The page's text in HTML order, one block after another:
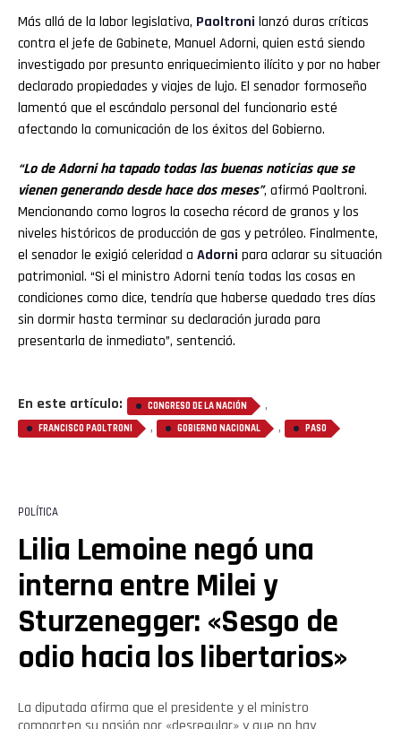
Más allá de la labor legislativa, Paoltroni lanzó duras críticas
contra el jefe de Gabinete, Manuel Adorni, quien está siendo
investigado por presunto enriquecimiento ilícito y por no haber
declarado propiedades y viajes de lujo. El senador formoseño
lamentó que el escándalo personal del funcionario esté
afectando la comunicación de los éxitos del Gobierno.
“Lo de Adorni ha tapado todas las buenas noticias que se
vienen generando desde hace dos meses”, afirmó Paoltroni.
Mencionando como logros la cosecha récord de granos y los
niveles históricos de producción de gas y petróleo. Finalmente,
el senador le exigió celeridad a Adorni para aclarar su situación
patrimonial. “Si el ministro Adorni tenía todas las cosas en
condiciones como dice, tendría que haberse quedado tres días
sin dormir hasta terminar su declaración jurada para
presentarla de inmediato”, sentenció.
En este artículo: CONGRESO DE LA NACIÓN ,
FRANCISCO PAOLTRONI , GOBIERNO NACIONAL , PASO
POLÍTICA
Lilia Lemoine negó una
interna entre Milei y
Sturzenegger: «Sesgo de
odio hacia los libertarios»
La diputada afirma que el presidente y el ministro